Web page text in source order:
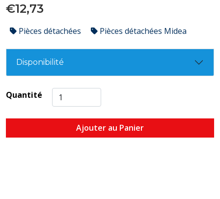
€12,73
Pièces détachées Pièces détachées Midea
Disponibilité
Quantité
Ajouter au Panier